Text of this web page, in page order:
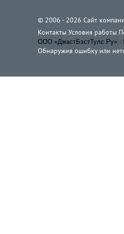
© 2006 - 2026 Cайт
Контакты Условия работы
ООО «ДжастБэстТулс.Ру» ·
Обнаружив ошибку или